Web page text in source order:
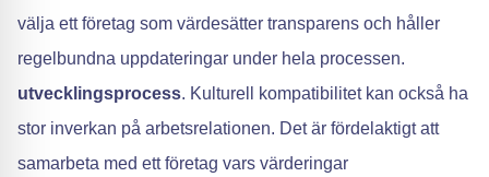
välja ett företag som värdesätter transparens och håller
regelbundna uppdateringar under hela processen.
utvecklingsprocess. Kulturell kompatibilitet kan också ha
stor inverkan på arbetsrelationen. Det är fördelaktigt att
samarbeta med ett företag vars värderingar